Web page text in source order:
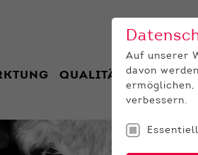
QUALITÄT
Auf unserer
davon
ermöglichen,
verbessern.
Essentiell